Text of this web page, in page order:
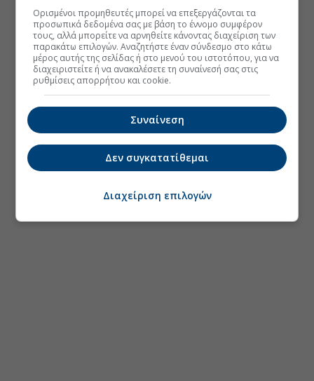
Ορισμένοι προμηθευτές μπορεί να επεξεργάζονται τα
προσωπικά δεδομένα σας με βάση το έννομο συμφέρον
τους, αλλά μπορείτε να αρνηθείτε κάνοντας διαχείριση των
παρακάτω επιλογών. Αναζητήστε έναν σύνδεσμο στο κάτω
μέρος αυτής της σελίδας ή στο μενού του ιστοτόπου, για να
διαχειριστείτε ή να ανακαλέσετε τη συναίνεσή σας στις
ρυθμίσεις απορρήτου και cookie.
Συναίνεση
Δεν συγκατατίθεμαι
Διαχείριση επιλογών